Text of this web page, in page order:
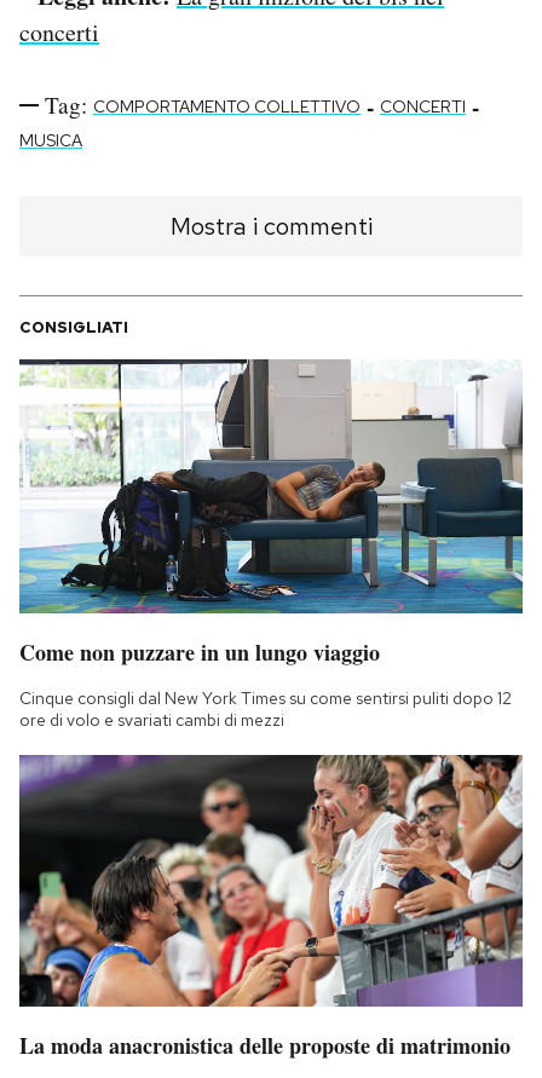
concerti
Tag: COMPORTAMENTO COLLETTIVO - CONCERTI -
MUSICA
Mostra i commenti
CONSIGLIATI
Come non puzzare in un lungo viaggio
Cinque consigli dal New York Times su come sentirsi puliti dopo 12
ore di volo e svariati cambi di mezzi
La moda anacronistica delle proposte di matrimonio